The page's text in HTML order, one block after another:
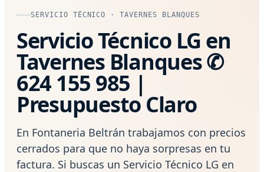
SERVICIO TÉCNICO · TAVERNES BLANQUES
Servicio Técnico LG en
Tavernes Blanques ✆
624 155 985 |
Presupuesto Claro
En Fontaneria Beltrán trabajamos con precios
cerrados para que no haya sorpresas en tu
factura. Si buscas un Servicio Técnico LG en